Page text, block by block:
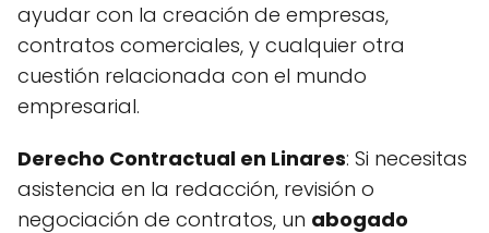
ayudar con la creación de empresas,
contratos comerciales, y cualquier otra
cuestión relacionada con el mundo
empresarial.
Derecho Contractual en Linares: Si necesitas
asistencia en la redacción, revisión o
negociación de contratos, un abogado